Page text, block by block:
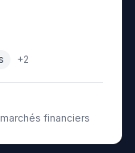
+2
financiers